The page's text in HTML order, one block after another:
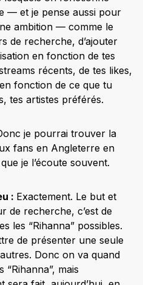
— et je pense aussi pour
ambition — comme le
de recherche, d’ajouter
en fonction de tes
récents, de tes likes,
fonction de ce que tu
tes artistes préférés.
je pourrai trouver la
fans en Angleterre en
je l’écoute souvent.
: Exactement. Le but et
de recherche, c’est de
les “Rihanna” possibles.
de présenter une seule
Donc on va quand
mais